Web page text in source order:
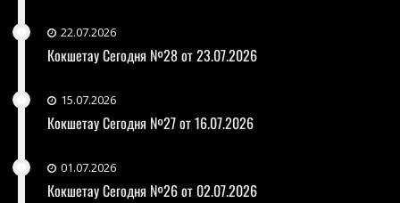
22.07.2026
Кокшетау Сегодня №28 от 23.07.2026
15.07.2026
Кокшетау Сегодня №27 от 16.07.2026
01.07.2026
Кокшетау Сегодня №26 от 02.07.2026